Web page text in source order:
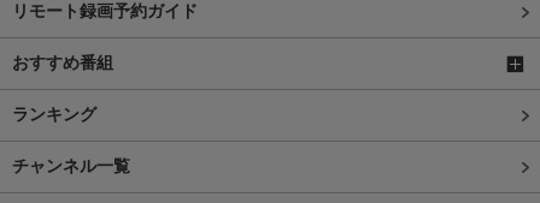
リモート録画予約ガイド
おすすめ番組
ランキング
チャンネル一覧